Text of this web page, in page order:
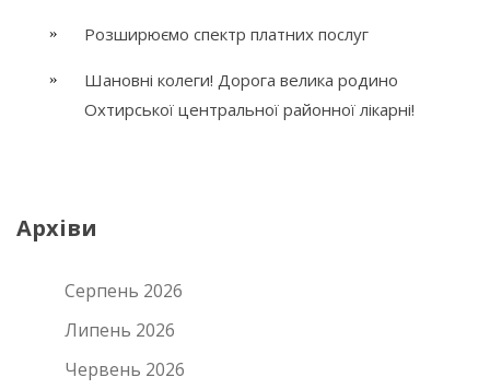
Розширюємо спектр платних послуг
Шановні колеги! Дорога велика родино
Охтирської центральної районної лікарні!
Архіви
Серпень 2026
Липень 2026
Червень 2026